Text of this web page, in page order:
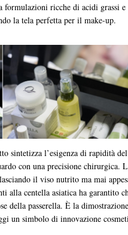
formulazioni ricche di acidi grassi
la tela perfetta per il make-up.
sintetizza l’esigenza di rapidità
con una precisione chirurgica.
il viso nutrito ma mai
alla centella asiatica ha garantito
della passerella. È la
un simbolo di innovazione